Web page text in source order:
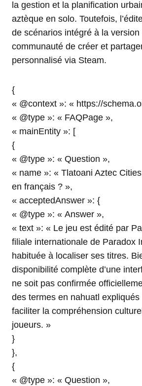
la gestion et la planification
aztèque en solo. Toutefois,
de scénarios intégré à la
communauté de créer et
personnalisé via Steam.
{
« @context »: « https://
« @type »: « FAQPage »,
« mainEntity »: [
{
« @type »: « Question »,
« name »: « Tlatoani Aztec
en français ? »,
« acceptedAnswer »: {
« @type »: « Answer »,
« text »: « Le jeu est édité par
filiale internationale de Paradox
habituée à localiser ses titres.
disponibilité complète d’une
ne soit pas confirmée
des termes en nahuatl
faciliter la compréhension
joueurs. »
}
},
{
« @type »: « Question »,